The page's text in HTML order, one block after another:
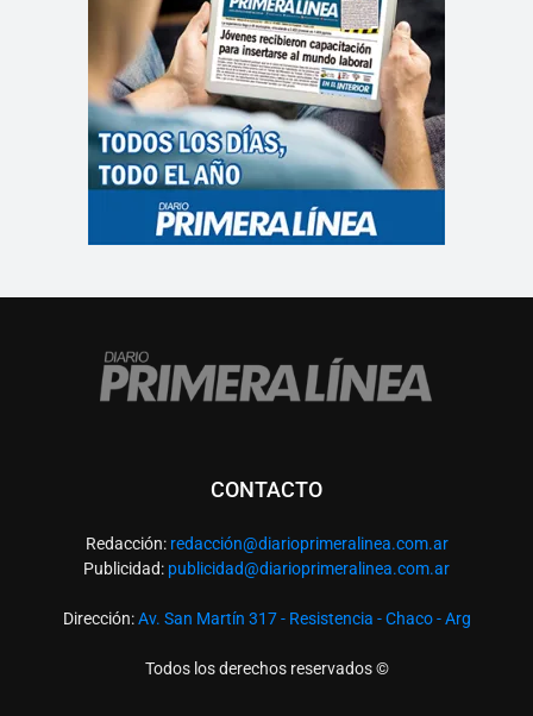
CONTACTO
Redacción: redacción@diarioprimeralinea.com.ar
Publicidad: publicidad@diarioprimeralinea.com.ar
Dirección:Av. San Martín 317 - Resistencia - Chaco - Arg
Todos los derechos reservados ©